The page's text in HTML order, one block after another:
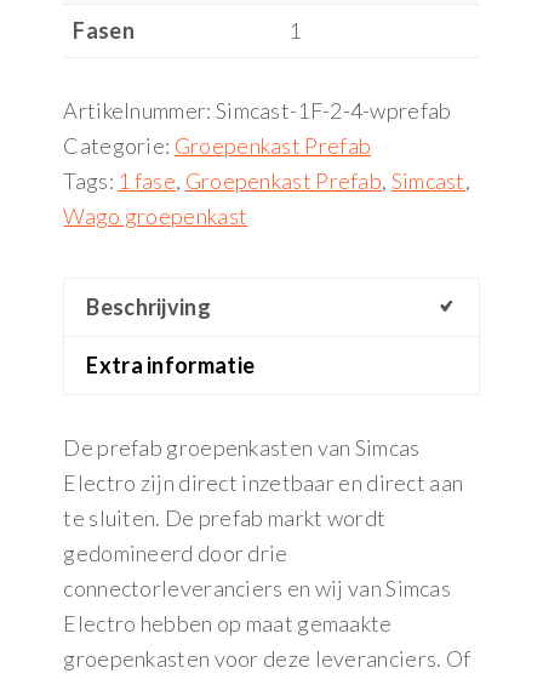
Fasen
1
Artikelnummer: Simcast-1F-2-4-wprefab
Categorie: Groepenkast Prefab
Tags: 1 fase, Groepenkast Prefab, Simcast,
Wago groepenkast
Beschrijving
Extra informatie
De prefab groepenkasten van Simcas
Electro zijn direct inzetbaar en direct aan
te sluiten. De prefab markt wordt
gedomineerd door drie
connectorleveranciers en wij van Simcas
Electro hebben op maat gemaakte
groepenkasten voor deze leveranciers. Of